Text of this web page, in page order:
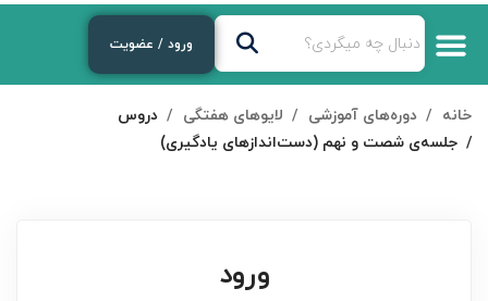
ورود / عضویت
خانه دوره‌های آموزشی لایوهای هفتگی
دروس
جلسه‌ی شصت و نهم (دست‌اندازهای یادگیری)
ورود